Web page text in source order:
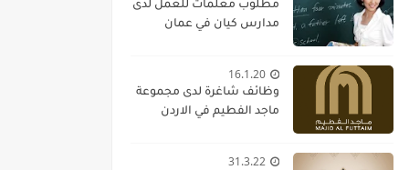
مطلوب معلمات للعمل لدى
مدارس كيان في عمان
16.1.20
وظائف شاغرة لدى مجموعة
ماجد الفطيم في الاردن
31.3.22